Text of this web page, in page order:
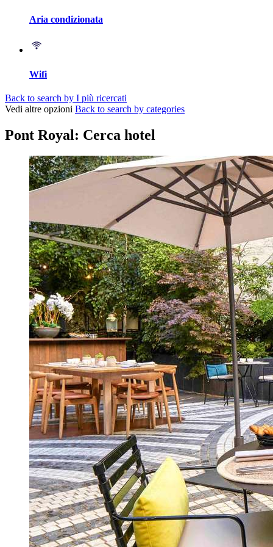
Aria condizionata
Wifi
Back to search by I più ricercati
Vedi altre opzioni Back to search by categories
Pont Royal: Cerca hotel